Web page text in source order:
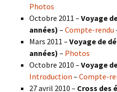
Photos
Octobre 2011 – Voyage
années) – Compte-rendu
Mars 2011 – Voyage de
années) – Photos
Octobre 2010 – Voyage
Introduction – Compte-
27 avril 2010 – Cross des